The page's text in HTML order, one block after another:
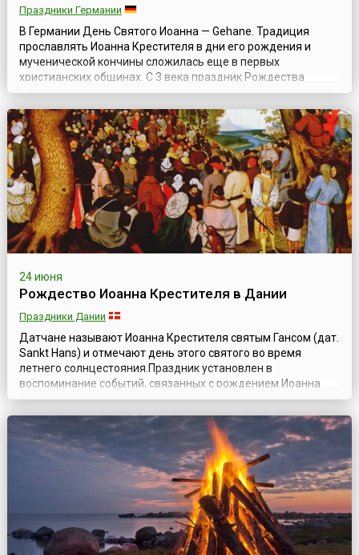
Праздники Германии
В Германии День Святого Иоанна — Gehane. Традиция
прославлять Иоанна Крестителя в дни его рождения и
мученической кончины сложилась еще в первых
христианских общинах. С 3 века праздник Рождества
Иоанна Предтечи уже широко отмечался как восточными,
так и западными христианами — его называли «светлым
торжеством» и «денницей Солнца правды». В начале 4
века праздник был введен в христианский календарь...
24 июня
Рождество Иоанна Крестителя в Дании
Праздники Дании
Датчане называют Иоанна Крестителя святым Гансом (дат.
Sankt Hans) и отмечают день этого святого во время
летнего солнцестояния.Праздник установлен в
воспоминание событий, связанных с рождением Иоанна
Крестителя, которые описаны в Евангелии от Луки (Лк.1:24-
25, 57-68, 76, 80).По учению иудаизма перед приходом
Мессии должен явиться его предшественник — предтеча,
которым в соответствии с про...